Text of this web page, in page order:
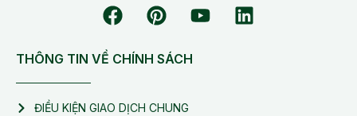
THÔNG TIN VỀ CHÍNH SÁCH
ĐIỀU KIỆN GIAO DỊCH CHUNG